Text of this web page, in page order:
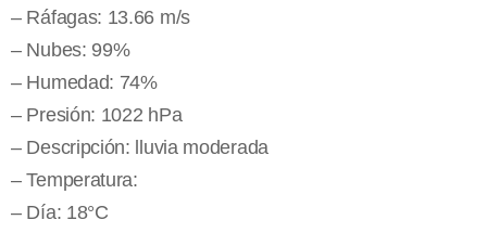
– Ráfagas: 13.66 m/s
– Nubes: 99%
– Humedad: 74%
– Presión: 1022 hPa
– Descripción: lluvia moderada
– Temperatura:
– Día: 18°C